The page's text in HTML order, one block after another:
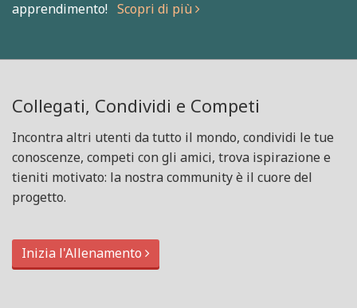
apprendimento! Scopri di più
Collegati, Condividi e Competi
Incontra altri utenti da tutto il mondo, condividi le tue
conoscenze, competi con gli amici, trova ispirazione e
tieniti motivato: la nostra community è il cuore del
progetto.
Inizia l'Allenamento